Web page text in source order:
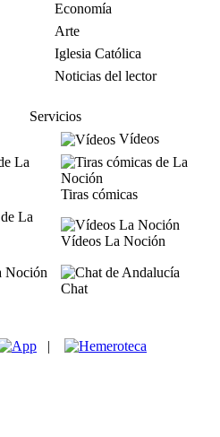
Economía
Arte
Iglesia Católica
Noticias del lector
Servicios
Vídeos
Tiras cómicas
Vídeos La Noción
Chat
|